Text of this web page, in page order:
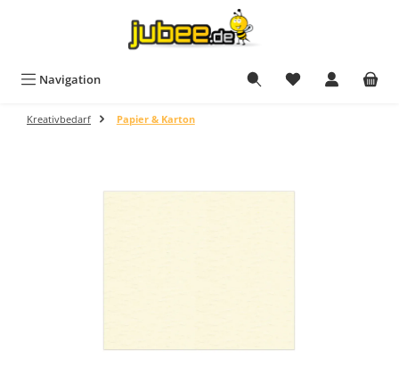
Navigation
Kreativbedarf Papier & Karton